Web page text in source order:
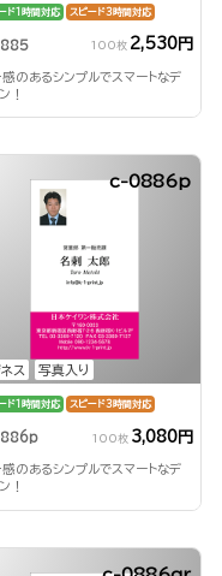
ド1時間対応 スピード3時間対応
100枚 2,530円
のあるシンプルでスマートなデ
！
ス 写真入り
c-0886p
ド1時間対応 スピード3時間対応
100枚 3,080円
のあるシンプルでスマートなデ
！